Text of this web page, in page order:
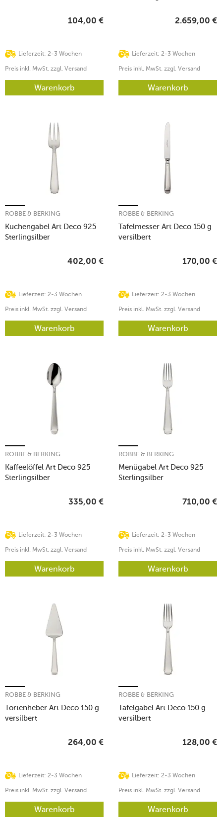
Lieferzeit: 2-3 Wochen
104,00 €
Preis inkl. MwSt. zzgl. Versand
Warenkorb
Lieferzeit: 2-3 Wochen
2.659,00 €
Preis inkl. MwSt. zzgl. Versand
Warenkorb
Kuchengabel Art Deco 925
Sterlingsilber
ROBBE & BERKING
Lieferzeit: 2-3 Wochen
402,00 €
Preis inkl. MwSt. zzgl. Versand
Warenkorb
Tafelmesser Art Deco 150 g
versilbert
ROBBE & BERKING
Lieferzeit: 2-3 Wochen
170,00 €
Preis inkl. MwSt. zzgl. Versand
Warenkorb
Kaffeelöffel Art Deco 925
Sterlingsilber
ROBBE & BERKING
Lieferzeit: 2-3 Wochen
335,00 €
Preis inkl. MwSt. zzgl. Versand
Warenkorb
Menügabel Art Deco 925
Sterlingsilber
ROBBE & BERKING
Lieferzeit: 2-3 Wochen
710,00 €
Preis inkl. MwSt. zzgl. Versand
Warenkorb
Tortenheber Art Deco 150 g
versilbert
ROBBE & BERKING
Lieferzeit: 2-3 Wochen
264,00 €
Preis inkl. MwSt. zzgl. Versand
Warenkorb
Tafelgabel Art Deco 150 g
versilbert
ROBBE & BERKING
Lieferzeit: 2-3 Wochen
128,00 €
Preis inkl. MwSt. zzgl. Versand
Warenkorb